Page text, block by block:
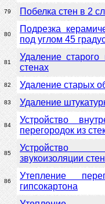
79 Побелка стен в 2
80
Подрезка
под углом 45
81
Удаление
стенах
82 Удаление старых
83 Удаление
84
Устройство
перегородок из
85
Устройство
звукоизоляции
86
Утепление
гипсокартона